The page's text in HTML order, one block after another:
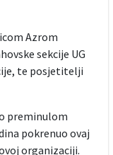
Azrom
sekcije UG
te posjetitelji
preminulom
pokrenuo ovaj
organizaciji.